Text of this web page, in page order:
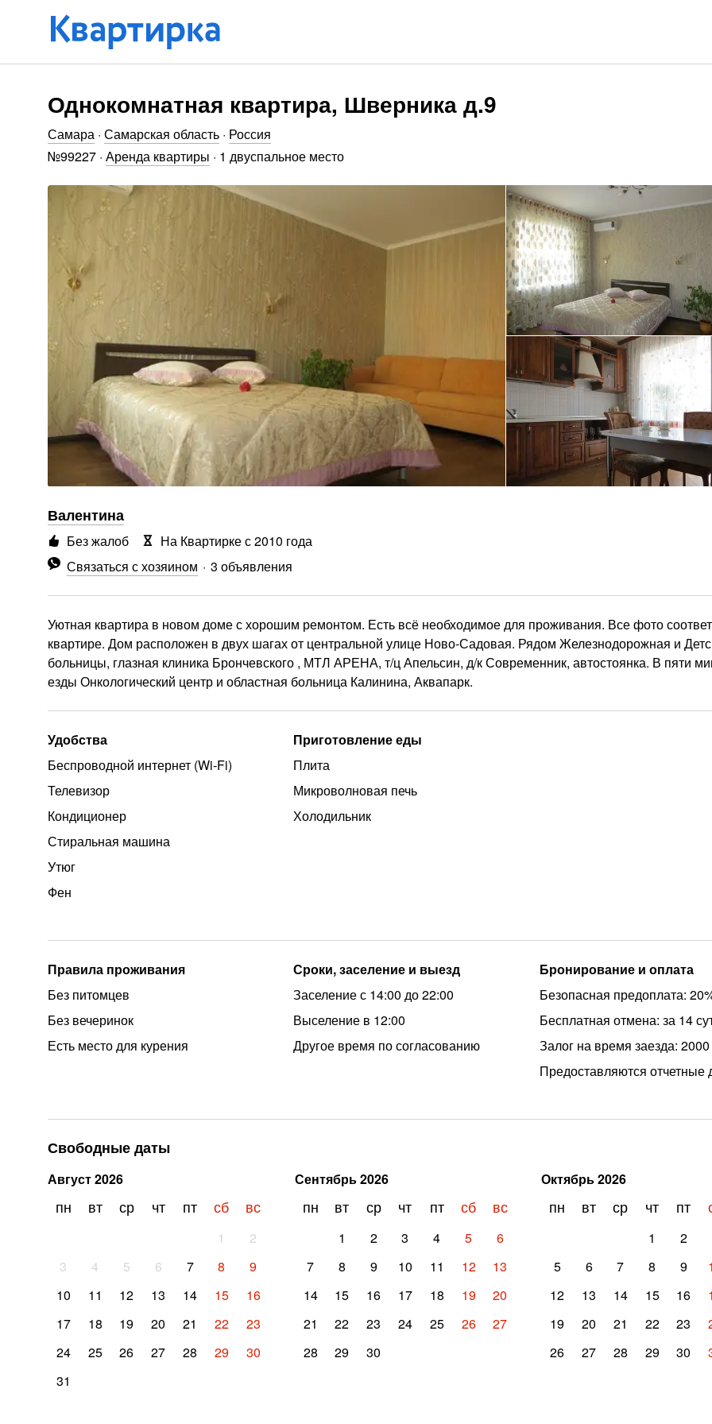
Однокомнатная квартира, Шверника д.9
Самара · Самарская область · Россия
№99227 · Аренда квартиры · 1 двуспальное место
Валентина
Связаться с хозяином 3 объявления
Без жалоб На Квартирке с 2010 года
Уютная квартира в новом доме с хорошим ремонтом. Есть всё необходимое для проживания. Все фото
квартире. Дом расположен в двух шагах от центральной улице Ново-Садовая. Рядом Железнодорожная и
больницы, глазная клиника Брончевского , МТЛ АРЕНА, т/ц Апельсин, д/к Современник, автостоянка. В пяти
езды Онкологический центр и областная больница Калинина, Аквапарк.
Удобства
Беспроводной интернет (Wi‑Fi)
Телевизор
Кондиционер
Стиральная машина
Утюг
Фен
Приготовление еды
Плита
Микроволновая печь
Холодильник
Правила проживания
Без питомцев
Без вечеринок
Есть место для курения
Сроки, заселение и выезд
Заселение с 14:00 до 22:00
Выселение в 12:00
Другое время по согласованию
Бронирование и оплата
Безопасная предоплата:
Бесплатная отмена: за 14
Залог на время заезда:
Предоставляются отчетные
Свободные даты
Август2026
пн вт ср чт пт сб вс
1
2
3
4 5 6 7 8
9
10
11 12 13 14 15
16
17
18 19 20 21 22
23
24
25 26 27 28 29
30
31
Сентябрь2026
пн вт ср чт пт сб вс
1 2 3 4 5
6
7
8 9 10 11 12
13
14
15 16 17 18 19
20
21
22 23 24 25 26
27
28
29 30
Октябрь2026
пн вт ср чт пт
1 2
5
6 7 8 9
12
13 14 15 16
19
20 21 22 23
26
27 28 29 30